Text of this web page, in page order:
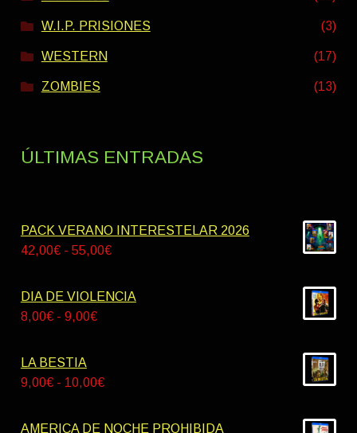
W.I.P. PRISIONES (3)
WESTERN (17)
ZOMBIES (13)
ÚLTIMAS ENTRADAS
PACK VERANO INTERESTELAR 2026
42,00€ - 55,00€Rango
precios:
DIA DE VIOLENCIA
8,00€ - 9,00€Rango
desde
LA BESTIA
9,00€ - 10,00€Rango
precios:
AMERICA DE NOCHE PROHIBIDA